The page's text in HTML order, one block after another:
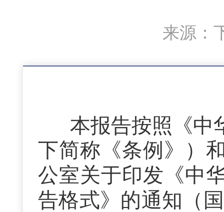
来源
本报告按照《中
下简称《条例》）
公室关于印发《中
告格式》的通知（